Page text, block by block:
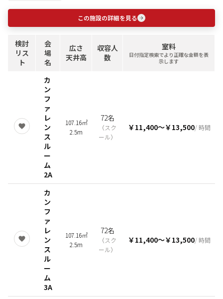
この施設の詳細を見る
検討
リス
ト
会
場
名
広さ
天井高
収容人
数
室料
日付指定検索でより正確な金額を表
示します
カ
ン
フ
ァ
レ
ン
ス
ル
ー
ム
2A
107.16㎡
2.5m
72名
（スク
ール）
￥11,400〜￥13,500/ 時間
カ
ン
フ
ァ
レ
ン
ス
ル
ー
ム
3A
107.16㎡
2.5m
72名
（スク
ール）
￥11,400〜￥13,500/ 時間